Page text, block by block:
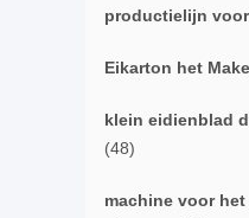
productielijn
Eikarton het
klein eidienblad
(48)
machine voor het